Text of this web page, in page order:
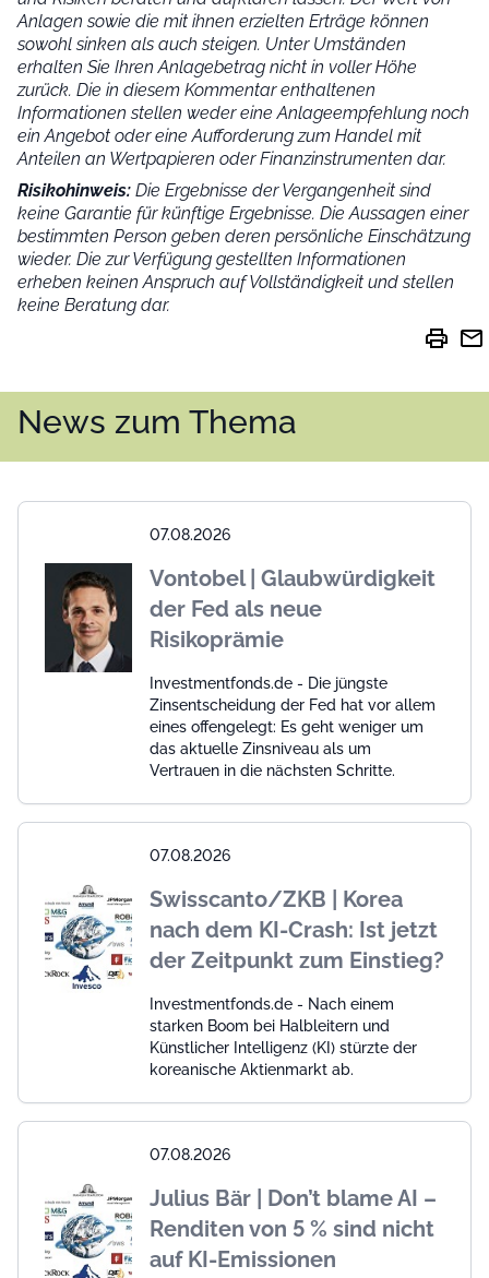
Anlagen sowie die mit ihnen erzielten Erträge können
sowohl sinken als auch steigen. Unter Umständen
erhalten Sie Ihren Anlagebetrag nicht in voller Höhe
zurück. Die in diesem Kommentar enthaltenen
Informationen stellen weder eine Anlageempfehlung noch
ein Angebot oder eine Aufforderung zum Handel mit
Anteilen an Wertpapieren oder Finanzinstrumenten dar.
Risikohinweis: Die Ergebnisse der Vergangenheit sind
keine Garantie für künftige Ergebnisse. Die Aussagen einer
bestimmten Person geben deren persönliche Einschätzung
wieder. Die zur Verfügung gestellten Informationen
erheben keinen Anspruch auf Vollständigkeit und stellen
keine Beratung dar.
print mail
News zum Thema
07.08.2026
Vontobel | Glaubwürdigkeit
der Fed als neue
Risikoprämie
Investmentfonds.de - Die jüngste
Zinsentscheidung der Fed hat vor allem
eines offengelegt: Es geht weniger um
das aktuelle Zinsniveau als um
Vertrauen in die nächsten Schritte.
07.08.2026
Swisscanto/ZKB | Korea
nach dem KI-Crash: Ist jetzt
der Zeitpunkt zum Einstieg?
Investmentfonds.de - Nach einem
starken Boom bei Halbleitern und
Künstlicher Intelligenz (KI) stürzte der
koreanische Aktienmarkt ab.
07.08.2026
Julius Bär | Don’t blame AI –
Renditen von 5 % sind nicht
auf KI-Emissionen